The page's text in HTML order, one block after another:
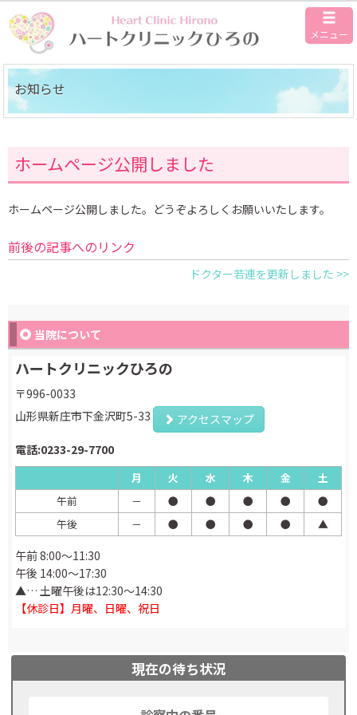
メニュー
お知らせ
ホームページ公開しました
ホームページ公開しました。どうぞよろしくお願いいたします。
前後の記事へのリンク
ドクター若連を更新しました >>
当院について
ハートクリニックひろの
〒996-0033
山形県新庄市下金沢町5-33
アクセスマップ
電話:0233-29-7700
月 火 水 木 金
土
午前
－ ● ● ● ●
●
午後
－ ● ● ● ● ▲
午前 8:00～11:30
午後 14:00～17:30
▲… 土曜午後は12:30～14:30
【休診日】月曜、日曜、祝日
現在の待ち状況